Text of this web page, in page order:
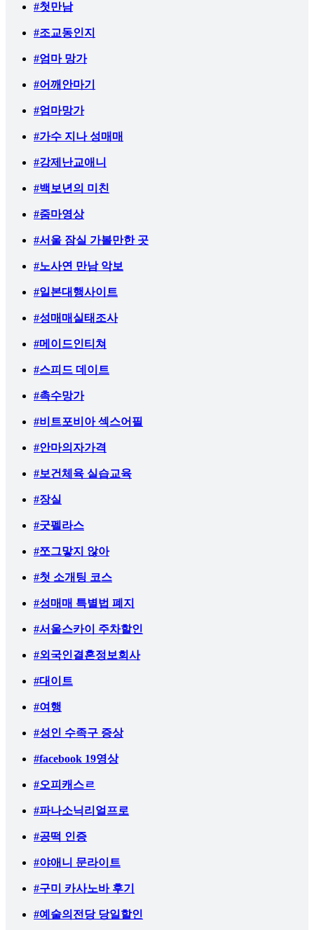
#첫만남
#조교동인지
#엄마 망가
#어깨안마기
#엄마망가
#가수 지나 성매매
#강제난교애니
#백보년의 미친
#줌마영상
#서울 잠실 가볼만한 곳
#노사연 만남 악보
#일본대행사이트
#성매매실태조사
#메이드인티쳐
#스피드 데이트
#촉수망가
#비트포비아 섹스어필
#안마의자가격
#보건체육 실습교육
#장실
#굿펠라스
#쪼그맣지 않아
#첫 소개팅 코스
#성매매 특별법 폐지
#서울스카이 주차할인
#외국인결혼정보회사
#대이트
#여행
#성인 수족구 증상
#facebook 19영상
#오피캐스ㄹ
#파나소닉리얼프로
#공떡 인증
#야애니 문라이트
#구미 카사노바 후기
#예술의전당 당일할인